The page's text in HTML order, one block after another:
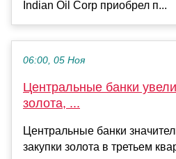
Indian Oil Corp приобрел п...
06:00, 05 Ноя
Центральные банки
золота, ...
Центральные банки
закупки золота в третьем